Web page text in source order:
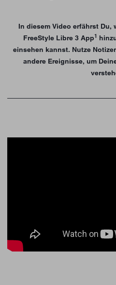
In diesem Video erfährst Du,
FreeStyle Libre 3 App1
einsehen kannst. Nutze
andere Ereignisse, um